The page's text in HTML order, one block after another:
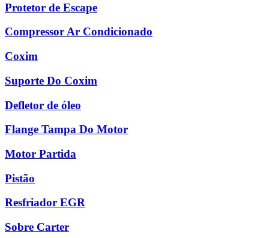
Protetor de Escape
Compressor Ar Condicionado
Coxim
Suporte Do Coxim
Defletor de óleo
Flange Tampa Do Motor
Motor Partida
Pistão
Resfriador EGR
Sobre Carter